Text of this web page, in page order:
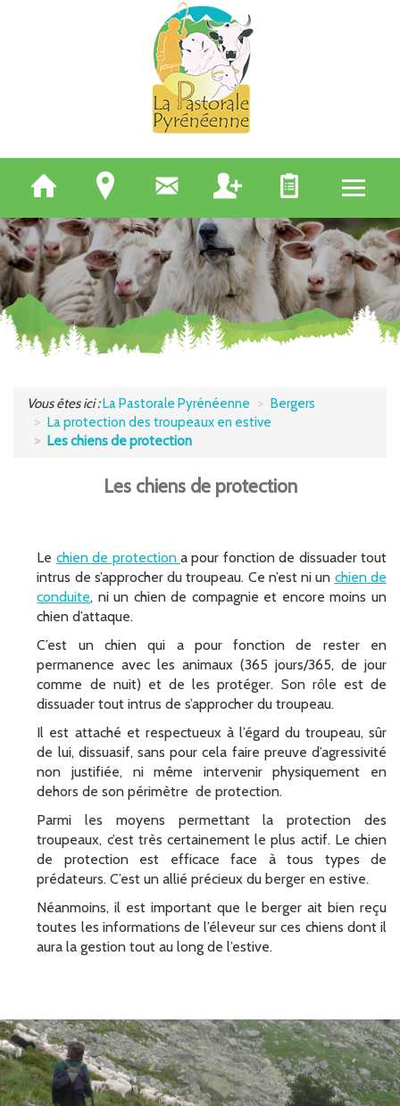
QUI SOMMES-NOUS
ELEVEURS
BERGERS
UTILISATEURS DE MONTAGNE
S'INFORMER
Vous êtes ici :La Pastorale Pyrénéenne
Bergers
La protection des troupeaux en estive
Les chiens de protection
Les chiens de protection
Le chien de protection a pour fonction de dissuader tout
intrus de s’approcher du troupeau. Ce n’est ni un chien de
conduite, ni un chien de compagnie et encore moins un
chien d’attaque.
C’est un chien qui a pour fonction de rester en
permanence avec les animaux (365 jours/365, de jour
comme de nuit) et de les protéger. Son rôle est de
dissuader tout intrus de s’approcher du troupeau.
Il est attaché et respectueux à l’égard du troupeau, sûr
de lui, dissuasif, sans pour cela faire preuve d’agressivité
non justifiée, ni même intervenir physiquement en
dehors de son périmètre de protection.
Parmi les moyens permettant la protection des
troupeaux, c’est très certainement le plus actif. Le chien
de protection est efficace face à tous types de
prédateurs. C’est un allié précieux du berger en estive.
Néanmoins, il est important que le berger ait bien reçu
toutes les informations de l’éleveur sur ces chiens dont il
aura la gestion tout au long de l’estive.